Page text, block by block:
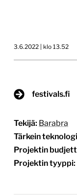
3.6.2022 | klo 13.52
festivals.fi
Tekijä: Barabra
Tärkein
Projektin
Projektin tyyppi: